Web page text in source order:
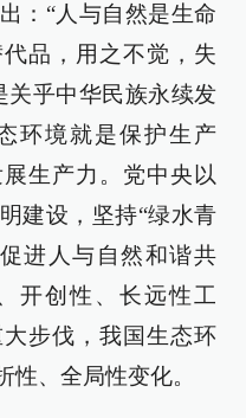
：“人与自然是生命
品，用之不觉，失
关乎中华民族永续发
环境就是保护生产
生产力。党中央以
建设，坚持“绿水青
进人与自然和谐共
开创性、长远性工
步伐，我国生态环
、全局性变化。